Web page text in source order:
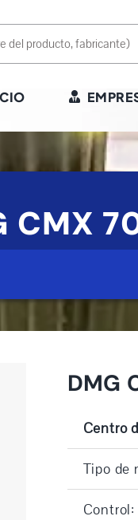
CMX
DMG
Centro
Tipo de
Control: